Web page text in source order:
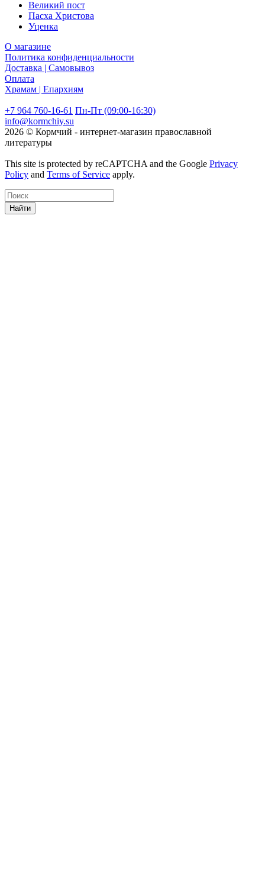
Великий пост
Пасха Христова
Уценка
О магазине
Политика конфиденциальности
Доставка | Самовывоз
Оплата
Храмам | Епархиям
+7 964 760-16-61 Пн-Пт (09:00-16:30)
info@kormchiy.su
2026 © Кормчий - интернет-магазин православной
литературы
This site is protected by reCAPTCHA and the Google Privacy
Policy and Terms of Service apply.
Найти